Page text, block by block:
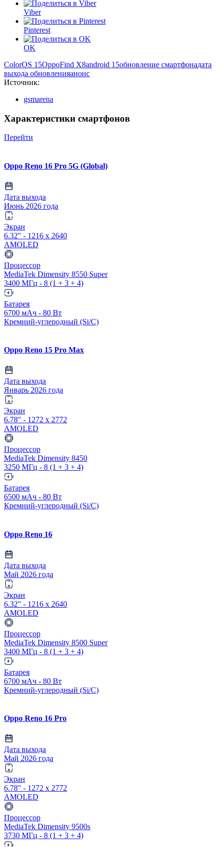
Viber
Pinterest
OK
ColorOS 15OppoFind X8android 15обновление смартфонадата
выхода обновленияанонс
Источник:
gsmarena
Характеристики смартфонов
Перейти
Oppo Reno 16 Pro 5G (Global)
Дата выхода
Июнь 2026 года
Экран
6.32" - 1216 x 2640
AMOLED
Процессор
MediaTek Dimensity 8550 Super
3400 МГц - 8 (1 + 3 + 4)
Батарея
6700 мАч - 80 Вт
Кремний-углеродный (Si/C)
Oppo Reno 15 Pro Max
Дата выхода
Январь 2026 года
Экран
6.78" - 1272 x 2772
AMOLED
Процессор
MediaTek Dimensity 8450
3250 МГц - 8 (1 + 3 + 4)
Батарея
6500 мАч - 80 Вт
Кремний-углеродный (Si/C)
Oppo Reno 16
Дата выхода
Май 2026 года
Экран
6.32" - 1216 x 2640
AMOLED
Процессор
MediaTek Dimensity 8500 Super
3400 МГц - 8 (1 + 3 + 4)
Батарея
6700 мАч - 80 Вт
Кремний-углеродный (Si/C)
Oppo Reno 16 Pro
Дата выхода
Май 2026 года
Экран
6.78" - 1272 x 2772
AMOLED
Процессор
MediaTek Dimensity 9500s
3730 МГц - 8 (1 + 3 + 4)